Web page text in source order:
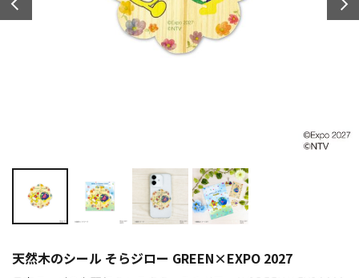
天然木のシール そらジロー GREEN×EXPO 2027